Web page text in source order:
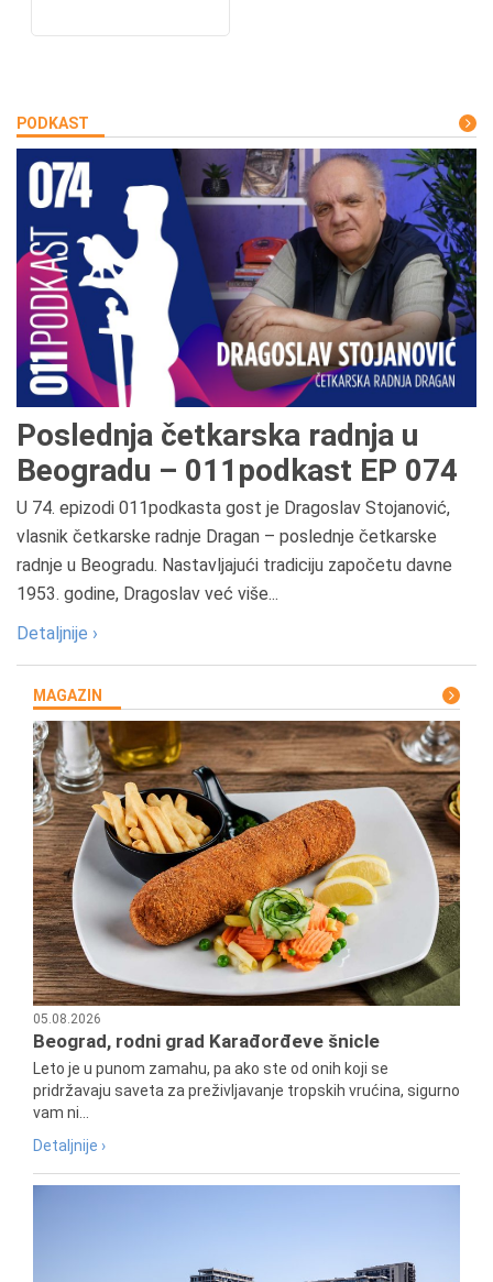
PODKAST
Poslednja četkarska radnja u
Beogradu – 011podkast EP 074
U 74. epizodi 011podkasta gost je Dragoslav Stojanović,
vlasnik četkarske radnje Dragan – poslednje četkarske
radnje u Beogradu. Nastavljajući tradiciju započetu davne
1953. godine, Dragoslav već više...
Detaljnije ›
MAGAZIN
05.08.2026
Beograd, rodni grad Karađorđeve šnicle
Leto je u punom zamahu, pa ako ste od onih koji se
pridržavaju saveta za preživljavanje tropskih vrućina, sigurno
vam ni...
Detaljnije ›